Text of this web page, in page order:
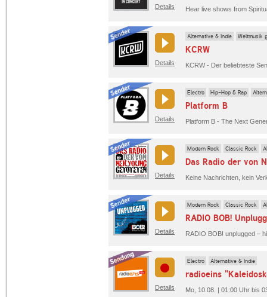
Details
Details
Alternative & Indie Weltmusik
KCRW
KCRW - Der beliebteste
Details
Electro Hip-Hop & Rap
Platform B
Platform B - The Next
Details
Modern Rock Classic Rock
Das Radio der von
Details
Modern Rock Classic Rock
RADIO BOB!
Details
Electro Alternative & Indie
radioeins
Mo, 10.08. | 01:00 Uhr bis